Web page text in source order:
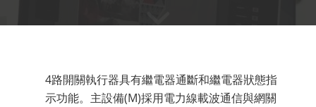
4路開關執行器具有繼電器通斷和繼電器狀態指
示功能。主設備(M)採用電力線載波通信與網關